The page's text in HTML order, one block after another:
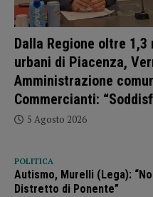
Dalla Regione oltre
urbani di Piacenza,
Amministrazione
Commercianti:
5 Agosto 2026
POLITICA
Autismo, Murelli (Lega):
Distretto di Ponente”